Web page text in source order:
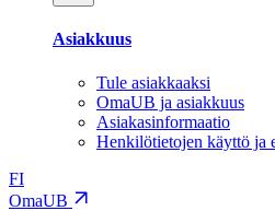
Asiakkuus
Tule asiakkaaksi
OmaUB ja asiakkuus
Asiakasinformaatio
Henkilötietojen käyttö ja
FI
OmaUB